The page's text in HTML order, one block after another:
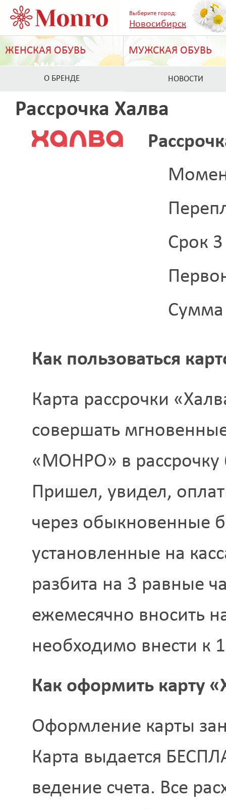
Выберите город:
Новосибирск
ЖЕНСКАЯ ОБУВЬ МУЖСКАЯ ОБУВЬ
О БРЕНДЕ НОВОСТИ
Рассрочка Халва
Срок
Сумма
Как пользоваться
Карта рассрочки
совершать
«МОНРО» в
Пришел, увидел,
через обыкновенные
установленные на
разбита на 3 равные
ежемесячно вносить
необходимо внести к
Как оформить карту
Оформление карты
Карта выдается
ведение счета. Все